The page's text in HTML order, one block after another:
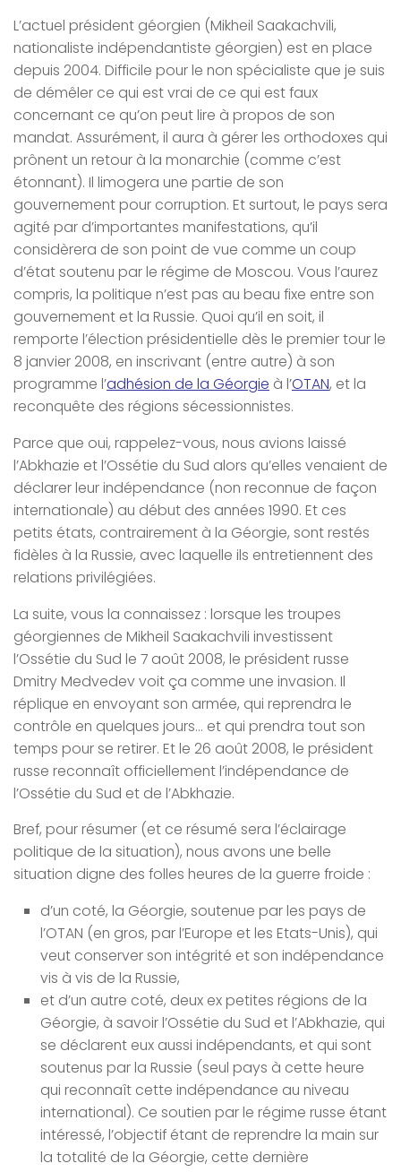
L’actuel président géorgien (Mikheil Saakachvili,
nationaliste indépendantiste géorgien) est en place
depuis 2004. Difficile pour le non spécialiste que je suis
de démêler ce qui est vrai de ce qui est faux
concernant ce qu’on peut lire à propos de son
mandat. Assurément, il aura à gérer les orthodoxes qui
prônent un retour à la monarchie (comme c’est
étonnant). Il limogera une partie de son
gouvernement pour corruption. Et surtout, le pays sera
agité par d’importantes manifestations, qu’il
considèrera de son point de vue comme un coup
d’état soutenu par le régime de Moscou. Vous l’aurez
compris, la politique n’est pas au beau fixe entre son
gouvernement et la Russie. Quoi qu’il en soit, il
remporte l’élection présidentielle dès le premier tour le
8 janvier 2008, en inscrivant (entre autre) à son
programme l’adhésion de la Géorgie à l’OTAN, et la
reconquête des régions sécessionnistes.
Parce que oui, rappelez-vous, nous avions laissé
l’Abkhazie et l’Ossétie du Sud alors qu’elles venaient de
déclarer leur indépendance (non reconnue de façon
internationale) au début des années 1990. Et ces
petits états, contrairement à la Géorgie, sont restés
fidèles à la Russie, avec laquelle ils entretiennent des
relations privilégiées.
La suite, vous la connaissez : lorsque les troupes
géorgiennes de Mikheil Saakachvili investissent
l’Ossétie du Sud le 7 août 2008, le président russe
Dmitry Medvedev voit ça comme une invasion. Il
réplique en envoyant son armée, qui reprendra le
contrôle en quelques jours… et qui prendra tout son
temps pour se retirer. Et le 26 août 2008, le président
russe reconnaît officiellement l’indépendance de
l’Ossétie du Sud et de l’Abkhazie.
Bref, pour résumer (et ce résumé sera l’éclairage
politique de la situation), nous avons une belle
situation digne des folles heures de la guerre froide :
d’un coté, la Géorgie, soutenue par les pays de
l’OTAN (en gros, par l’Europe et les Etats-Unis), qui
veut conserver son intégrité et son indépendance
vis à vis de la Russie,
et d’un autre coté, deux ex petites régions de la
Géorgie, à savoir l’Ossétie du Sud et l’Abkhazie, qui
se déclarent eux aussi indépendants, et qui sont
soutenus par la Russie (seul pays à cette heure
qui reconnaît cette indépendance au niveau
international). Ce soutien par le régime russe étant
intéressé, l’objectif étant de reprendre la main sur
la totalité de la Géorgie, cette dernière